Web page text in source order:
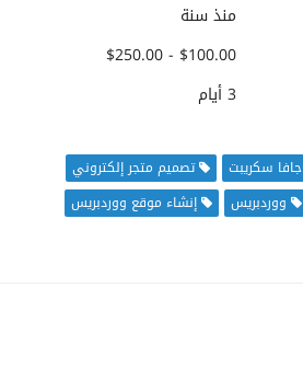
منذ سنة
$100.00 - $250.00
3 أيام
جافا سكريبت
تصميم متجر إلكتروني
ووردبريس
إنشاء موقع ووردبريس